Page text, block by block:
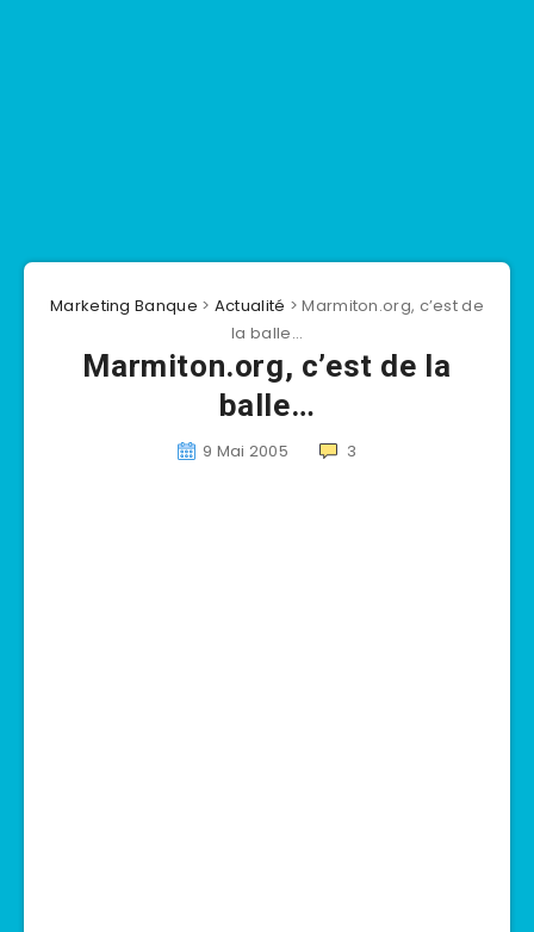
Marketing Banque > Actualité >Marmiton.org, c’est de
la balle…
Marmiton.org, c’est de la
balle…
9 Mai 2005 3